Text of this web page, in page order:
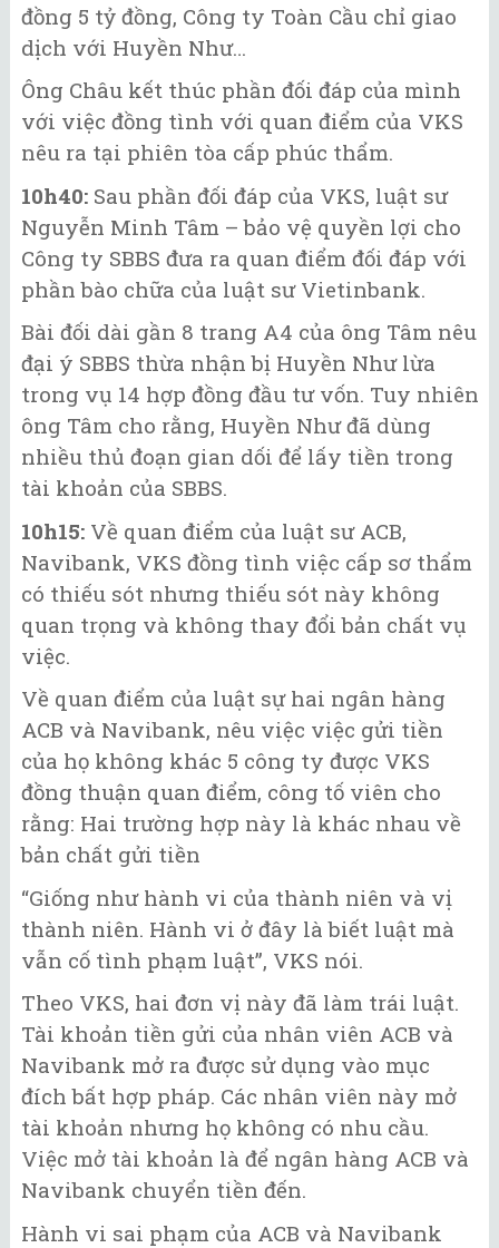
đồng 5 tỷ đồng, Công ty Toàn Cầu chỉ giao
dịch với Huyền Như…
Ông Châu kết thúc phần đối đáp của mình
với việc đồng tình với quan điểm của VKS
nêu ra tại phiên tòa cấp phúc thẩm.
10h40: Sau phần đối đáp của VKS, luật sư
Nguyễn Minh Tâm – bảo vệ quyền lợi cho
Công ty SBBS đưa ra quan điểm đối đáp với
phần bào chữa của luật sư Vietinbank.
Bài đối dài gần 8 trang A4 của ông Tâm nêu
đại ý SBBS thừa nhận bị Huyền Như lừa
trong vụ 14 hợp đồng đầu tư vốn. Tuy nhiên
ông Tâm cho rằng, Huyền Như đã dùng
nhiều thủ đoạn gian dối để lấy tiền trong
tài khoản của SBBS.
10h15: Về quan điểm của luật sư ACB,
Navibank, VKS đồng tình việc cấp sơ thẩm
có thiếu sót nhưng thiếu sót này không
quan trọng và không thay đổi bản chất vụ
việc.
Về quan điểm của luật sự hai ngân hàng
ACB và Navibank, nêu việc việc gửi tiền
của họ không khác 5 công ty được VKS
đồng thuận quan điểm, công tố viên cho
rằng: Hai trường hợp này là khác nhau về
bản chất gửi tiền
“Giống như hành vi của thành niên và vị
thành niên. Hành vi ở đây là biết luật mà
vẫn cố tình phạm luật”, VKS nói.
Theo VKS, hai đơn vị này đã làm trái luật.
Tài khoản tiền gửi của nhân viên ACB và
Navibank mở ra được sử dụng vào mục
đích bất hợp pháp. Các nhân viên này mở
tài khoản nhưng họ không có nhu cầu.
Việc mở tài khoản là để ngân hàng ACB và
Navibank chuyển tiền đến.
Hành vi sai phạm của ACB và Navibank